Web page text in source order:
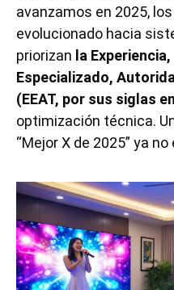
avanzamos en 2025,
evolucionado hacia
priorizan la
Especializado,
(EEAT, por sus siglas
optimización técnica.
“Mejor X de 2025” ya